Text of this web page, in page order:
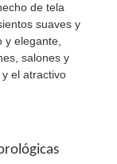
de tela
suaves y
elegante,
salones y
el atractivo